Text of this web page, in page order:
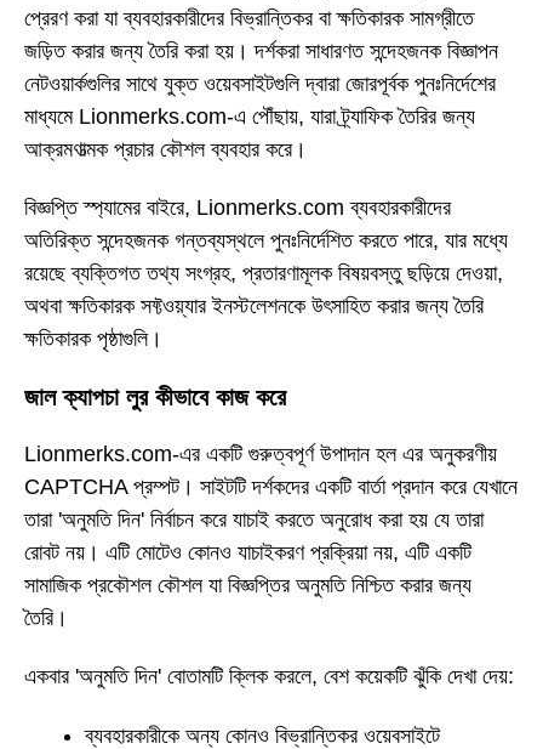
প্রেরণ করা যা ব্যবহারকারীদের বিভ্রান্তিকর বা ক্ষতিকারক সামগ্রীতে
জড়িত করার জন্য তৈরি করা হয়। দর্শকরা সাধারণত সন্দেহজনক বিজ্ঞাপন
নেটওয়ার্কগুলির সাথে যুক্ত ওয়েবসাইটগুলি দ্বারা জোরপূর্বক পুনঃনির্দেশের
মাধ্যমে Lionmerks.com-এ পৌঁছায়, যারা ট্র্যাফিক তৈরির জন্য
আক্রমণাত্মক প্রচার কৌশল ব্যবহার করে।
বিজ্ঞপ্তি স্প্যামের বাইরে, Lionmerks.com ব্যবহারকারীদের
অতিরিক্ত সন্দেহজনক গন্তব্যস্থলে পুনঃনির্দেশিত করতে পারে, যার মধ্যে
রয়েছে ব্যক্তিগত তথ্য সংগ্রহ, প্রতারণামূলক বিষয়বস্তু ছড়িয়ে দেওয়া,
অথবা ক্ষতিকারক সফ্টওয়্যার ইনস্টলেশনকে উৎসাহিত করার জন্য তৈরি
ক্ষতিকারক পৃষ্ঠাগুলি।
জাল ক্যাপচা লুর কীভাবে কাজ করে
Lionmerks.com-এর একটি গুরুত্বপূর্ণ উপাদান হল এর অনুকরণীয়
CAPTCHA প্রম্পট। সাইটটি দর্শকদের একটি বার্তা প্রদান করে যেখানে
তারা 'অনুমতি দিন' নির্বাচন করে যাচাই করতে অনুরোধ করা হয় যে তারা
রোবট নয়। এটি মোটেও কোনও যাচাইকরণ প্রক্রিয়া নয়, এটি একটি
সামাজিক প্রকৌশল কৌশল যা বিজ্ঞপ্তির অনুমতি নিশ্চিত করার জন্য
তৈরি।
একবার 'অনুমতি দিন' বোতামটি ক্লিক করলে, বেশ কয়েকটি ঝুঁকি দেখা দেয়:
ব্যবহারকারীকে অন্য কোনও বিভ্রান্তিকর ওয়েবসাইটে